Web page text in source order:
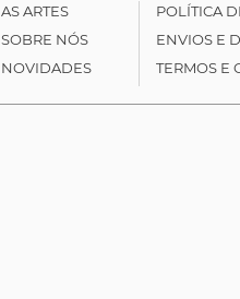
AS ARTES
SOBRE NÓS
NOVIDADES
POLÍTICA
ENVIOS E
TERMOS E